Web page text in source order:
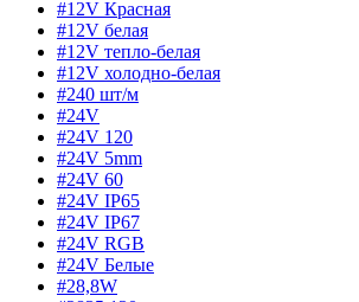
#12V Красная
#12V белая
#12V тепло-белая
#12V холодно-белая
#240 шт/м
#24V
#24V 120
#24V 5mm
#24V 60
#24V IP65
#24V IP67
#24V RGB
#24V Белые
#28,8W